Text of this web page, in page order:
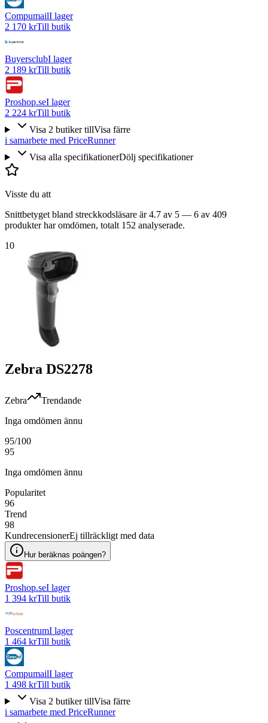
CompumailI lager
2 170 krTill butik
BuyersclubI lager
2 189 krTill butik
Proshop.seI lager
2 224 krTill butik
Visa 2 butiker tillVisa färre
i samarbete med PriceRunner
Visa alla specifikationerDölj specifikationer
Visste du att
Snittbetyget bland streckkodsläsare är 4.7 av 5 — 6 av 409
produkter har omdömen, totalt 152 analyserade.
10
Zebra DS2278
Zebra
Trendande
Inga omdömen ännu
95/100
95
Inga omdömen ännu
Popularitet
96
Trend
98
KundrecensionerEj tillräckligt med data
Hur beräknas poängen?
Proshop.seI lager
1 394 krTill butik
PoscentrumI lager
1 464 krTill butik
CompumailI lager
1 498 krTill butik
Visa 2 butiker tillVisa färre
i samarbete med PriceRunner